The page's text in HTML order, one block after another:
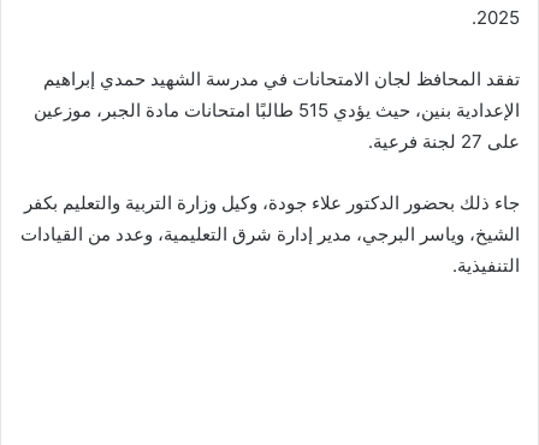
2025.
تفقد المحافظ لجان الامتحانات في مدرسة الشهيد حمدي إبراهيم
الإعدادية بنين، حيث يؤدي 515 طالبًا امتحانات مادة الجبر، موزعين
على 27 لجنة فرعية.
جاء ذلك بحضور الدكتور علاء جودة، وكيل وزارة التربية والتعليم بكفر
الشيخ، وياسر البرجي، مدير إدارة شرق التعليمية، وعدد من القيادات
التنفيذية.